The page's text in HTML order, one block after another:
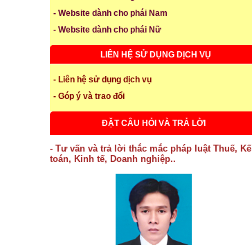
- Website dành cho phái Nam
- Website dành cho phái Nữ
LIÊN HỆ SỬ DỤNG DỊCH VỤ
- Liên hệ sử dụng dịch vụ
- Góp ý và trao đổi
ĐẶT CÂU HỎI VÀ TRẢ LỜI
- Tư vấn và trả lời thắc mắc pháp luật Thuế, Kế
toán, Kinh tế, Doanh nghiệp..